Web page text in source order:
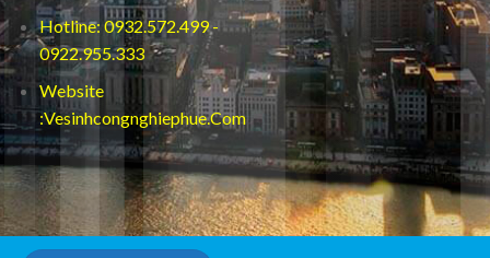
Hotline: 0932.572.499 -
0922.955.333
Website
:Vesinhcongnghiephue.Com